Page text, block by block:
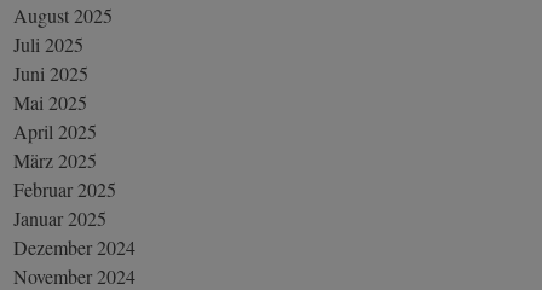
August 2025
Juli 2025
Juni 2025
Mai 2025
April 2025
März 2025
Februar 2025
Januar 2025
Dezember 2024
November 2024